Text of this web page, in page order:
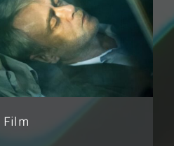
Film